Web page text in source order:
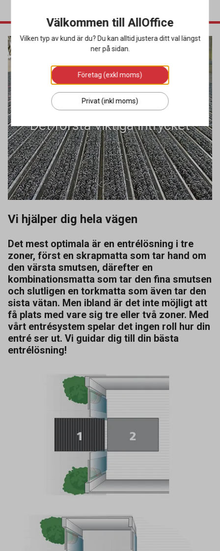
Entrélösningar
Det första viktiga intrycket
Vi hjälper dig hela vägen
Det mest optimala är en entrélösning i tre
zoner, först en skrapmatta som tar hand om
den värsta smutsen, därefter en
kombinationsmatta som tar den fina smutsen
och slutligen en torkmatta som även tar den
sista vätan. Men ibland är det inte möjligt att
få plats med vare sig tre eller två zoner. Med
vårt entrésystem spelar det ingen roll hur din
entré ser ut. Vi guidar dig till din bästa
entrélösning!
Välkommen till AllOffice
Vilken typ av kund är du? Du kan alltid justera ditt val längst
ner på sidan.
Företag (exkl moms)
Privat (inkl moms)